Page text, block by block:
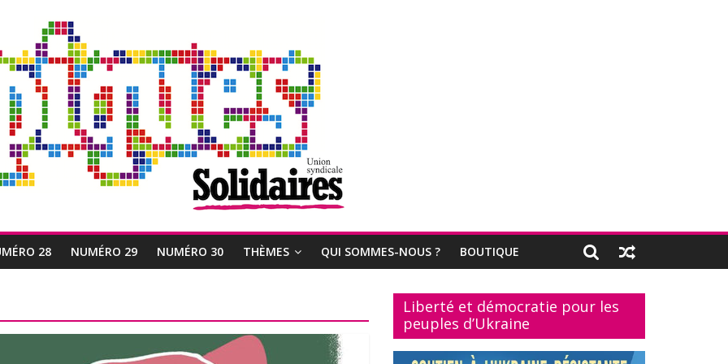
28 NUMÉRO 29 NUMÉRO 30 THÈMES QUI SOMMES-NOUS ? BOUTIQUE
Liberté et démocratie pour les
peuples d’Ukraine